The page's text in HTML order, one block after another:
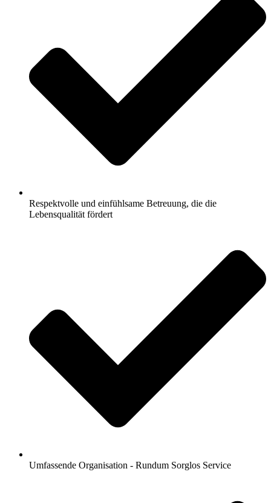
Respektvolle und einfühlsame Betreuung, die die
Lebensqualität fördert
Umfassende Organisation - Rundum Sorglos Service